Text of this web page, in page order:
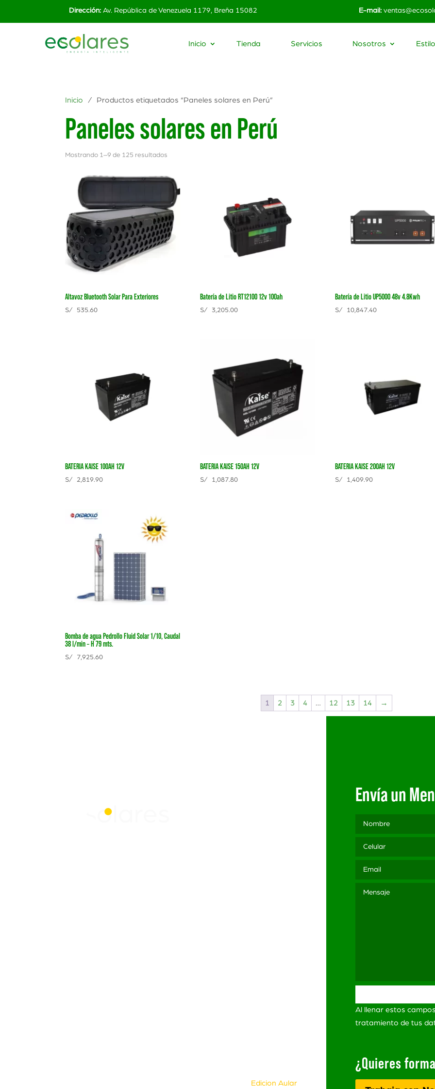
Dirección: Av. República de Venezuela 1179, Breña 15082 E-mail:
Inicio Tienda Servicios Nosotros
Inicio / Productos etiquetados “Paneles solares en Perú”
Paneles solares en Perú
Mostrando 1–9 de 125 resultados
Altavoz Bluetooth Solar Para Exteriores
S/ 535.60
Batería de Litio RT12100 12v 100ah
S/ 3,205.00
Batería de Litio UP5000 48v 4.8Kwh
S/ 10,847.40
BATERIA KAISE 100AH 12V
S/ 2,819.90
BATERIA KAISE 150AH 12V
S/ 1,087.80
BATERIA KAISE 200AH 12V
S/ 1,409.90
Bomba de agua Pedrollo Fluid Solar 1/10, Caudal
38 l/min – H 79 mts.
S/ 7,925.60
1 2 3 4 … 12 13 14 →
Edicion Aular
Envía un
Al llenar estos
tratamiento de tus
¿Quieres